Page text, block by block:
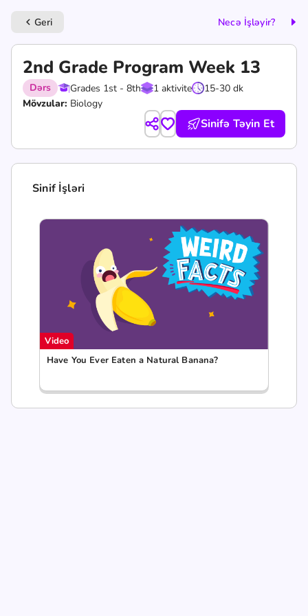
keyboard_arrow_left Geri Necə İşləyir?
2nd Grade Program Week 13
Dərs Grades 1st - 8th 1 aktivite
15-30 dk
Mövzular: Biology
Sinifə Təyin Et
Sinif İşləri
Video
Have You Ever Eaten a Natural Banana?